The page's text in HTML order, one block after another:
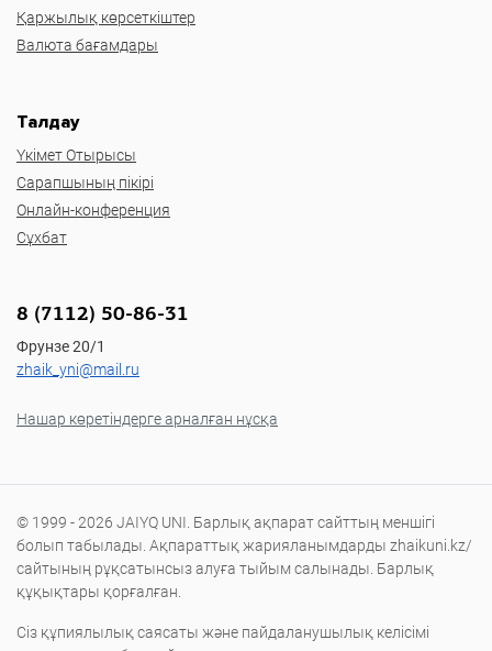
Қаржылық көрсеткіштер
Валюта бағамдары
Талдау
Үкімет Отырысы
Сарапшының пікірі
Онлайн-конференция
Сұхбат
8 (7112) 50-86-31
Фрунзе 20/1
zhaik_yni@mail.ru
Нашар көретіндерге арналған нұсқа
© 1999 - 2026 JAIYQ UNI. Барлық ақпарат сайттың меншігі
болып табылады. Ақпараттық жарияланымдарды zhaikuni.kz/
сайтының рұқсатынсыз алуға тыйым салынады. Барлық
құқықтары қорғалған.
Сіз құпиялылық саясаты және пайдаланушылық келісімі